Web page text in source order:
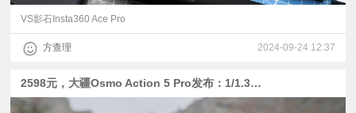
VS影石Insta360 Ace Pro
方查理 2024-09-24 12:37
2598元，大疆Osmo Action 5 Pro发布：1/1.3型主摄+4小时续航+47GB存储